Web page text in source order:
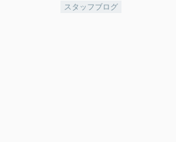
スタッフブログ